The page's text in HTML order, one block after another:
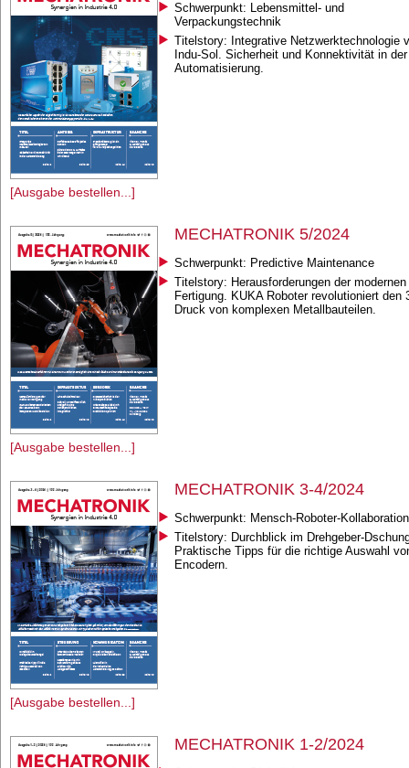
[Ausgabe bestellen...]
Schwerpunkt: Lebensmittel- und
Verpackungstechnik
Titelstory: Integrative Netzwerktechnologie
Indu-Sol. Sicherheit und Konnektivität in der
Automatisierung.
[Ausgabe bestellen...]
MECHATRONIK 5/2024
Schwerpunkt: Predictive Maintenance
Titelstory: Herausforderungen der modernen
Fertigung. KUKA Roboter revolutioniert den
Druck von komplexen Metallbauteilen.
[Ausgabe bestellen...]
MECHATRONIK 3-4/2024
Schwerpunkt: Mensch-Roboter-Kollaboration
Titelstory: Durchblick im Drehgeber-
Praktische Tipps für die richtige Auswahl
Encodern.
MECHATRONIK 1-2/2024